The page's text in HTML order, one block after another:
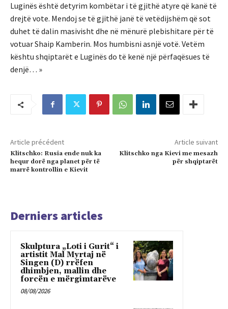
Luginës është detyrim kombëtar i të gjithë atyre që kanë të
drejtë vote. Mendoj se të gjithë janë të vetëdijshëm që sot
duhet të dalin masivisht dhe në mënurë plebishitare për të
votuar Shaip Kamberin. Mos humbisni asnjë votë. Vetëm
kështu shqiptarët e Luginës do të kenë një përfaqësues të
denjë… »
Article précédent
Klitschko: Rusia ende nuk ka
hequr dorë nga planet për të
marrë kontrollin e Kievit
Article suivant
Klitschko nga Kievi me mesazh
për shqiptarët
Derniers articles
Skulptura „Loti i Gurit“ i
artistit Mal Myrtaj në
Singen (D) rrëfen
dhimbjen, mallin dhe
forcën e mërgimtarëve
08/08/2026